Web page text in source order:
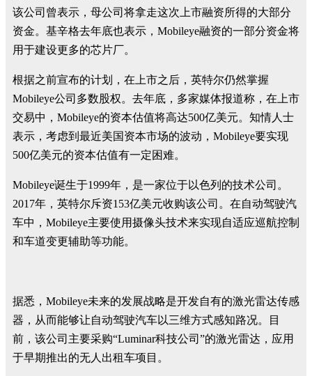
该公司曾表示，母公司将拿走这次上市融资所得的大部分
资金。基辛格去年底也表示，Mobileye融资的一部分资金将
用于建设更多的芯片厂。
根据之前宣布的计划，在上市之后，英特尔仍然掌握
Mobileye公司多数股权。去年底，多家媒体报道称，在上市
交易中，Mobileye的资本估值将高达500亿美元。知情人士
表示，考虑到最近美国资本市场的波动，Mobileye要实现
500亿美元的资本估值有一定困难。
Mobileye诞生于1999年，是一家位于以色列的技术公司。
2017年，英特尔斥资153亿美元收购该公司。在自动驾驶汽
车中，Mobileye主要使用摄像头技术来实现自适应巡航控制
和车道变更辅助等功能。
据悉，Mobileye未来的发展战略是开发自有的激光雷达传感
器，从而能够让自动驾驶汽车以三维方式感知路况。目
前，该公司主要采购“Luminar科技公司”的激光雷达，应用
于早期推出的无人出租车项目。